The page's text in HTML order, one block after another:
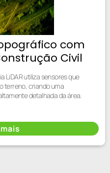
com
Civil
LiDAR utiliza sensores que
terreno, criando uma
detalhada da área.